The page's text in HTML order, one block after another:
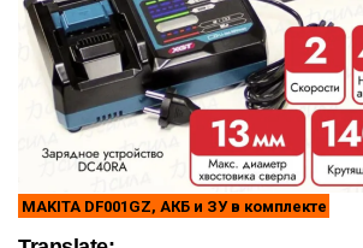
MAKITA DF001GZ, АКБ и ЗУ в комплекте